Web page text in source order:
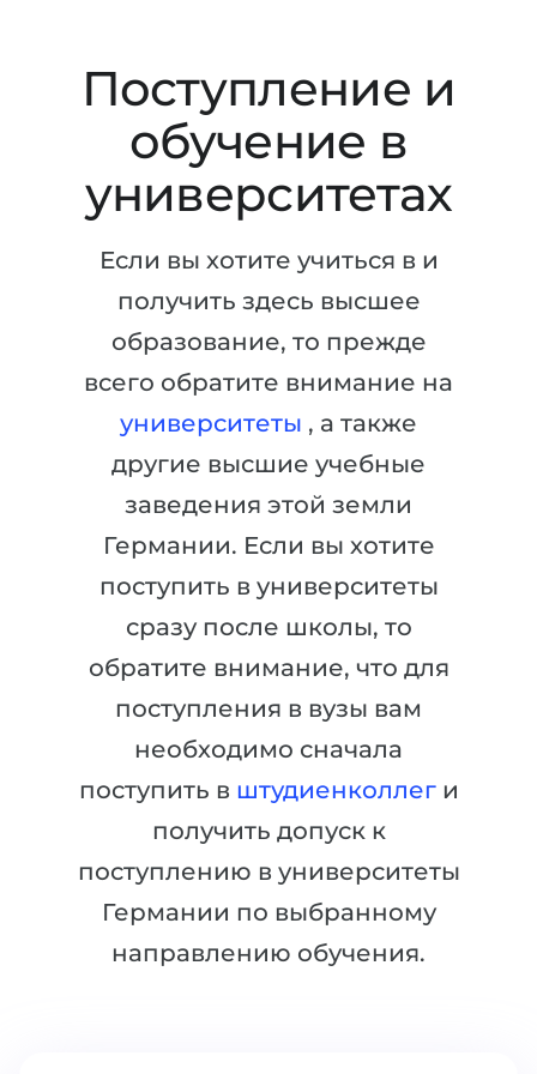
Штудиенколлеги
Курсы штудиенколлег
Freshman / Foundation
Подготовка к штудиенколлег
ГЕОГРАФИЯ
Города
ПРОФЕССИИ
Профессии
Специальности
Примеры вакансий
КАРЬЕРНОЕ ОРИЕНТИРОВАНИЕ
Магистратура
Второе Высшее
ПОСТУПАЕМ ПОСЛЕ...
Школы 12 классов (NIS)
IB-Diploma
Магистратуры
ПОСТУПАЕМ НА...
Медицина
Инженерия
Физика
Менеджмент
Другая специальность
ПОСТУПАЕМ ИЗ...
Украина
Поступление и
обучение в
университетах
Если вы хотите учиться в и
получить здесь высшее
образование, то прежде
всего обратите внимание на
университеты , а также
другие высшие учебные
заведения этой земли
Германии. Если вы хотите
поступить в университеты
сразу после школы, то
обратите внимание, что для
поступления в вузы вам
необходимо сначала
поступить в штудиенколлег и
получить допуск к
поступлению в университеты
Германии по выбранному
направлению обучения.